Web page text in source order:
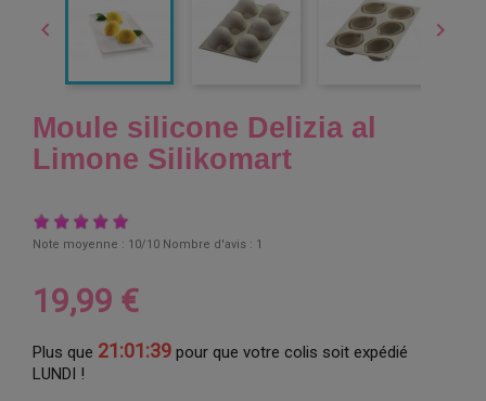
 
Moule silicone Delizia al
Limone Silikomart
Note moyenne : 10/10 Nombre d'avis : 1
19,99 €
Plus que 21:01:39 pour que votre colis soit expédié
LUNDI !